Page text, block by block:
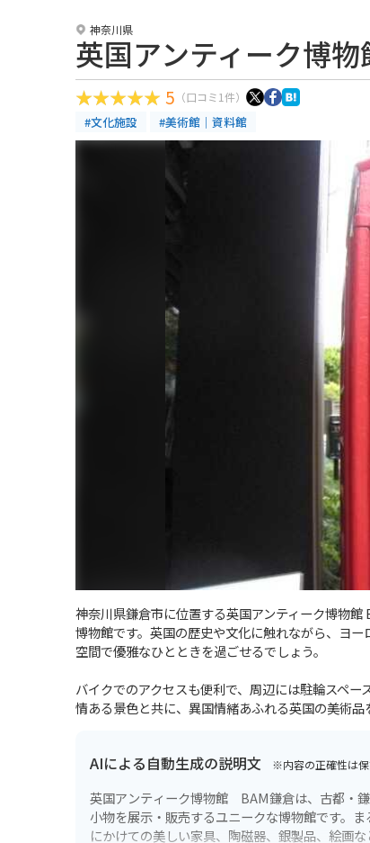
神奈川県
英国アンティーク博
5 （口コミ1件）
#文化施設 #美術館｜資料館
神奈川県鎌倉市に位置する英国アンティーク博物
博物館です。英国の歴史や文化に触れながら、ヨ
空間で優雅なひとときを過ごせるでしょう。
バイクでのアクセスも便利で、周辺には駐輪スペ
情ある景色と共に、異国情緒あふれる英国の美術品
AIによる自動生成の説明文 ※内容の正確性は保
英国アンティーク博物館 BAM鎌倉は、古都・
小物を展示・販売するユニークな博物館です。
にかけての美しい家具、陶磁器、銀製品、絵画な